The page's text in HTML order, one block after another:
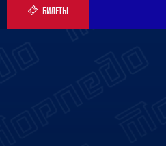
БИЛЕТЫ